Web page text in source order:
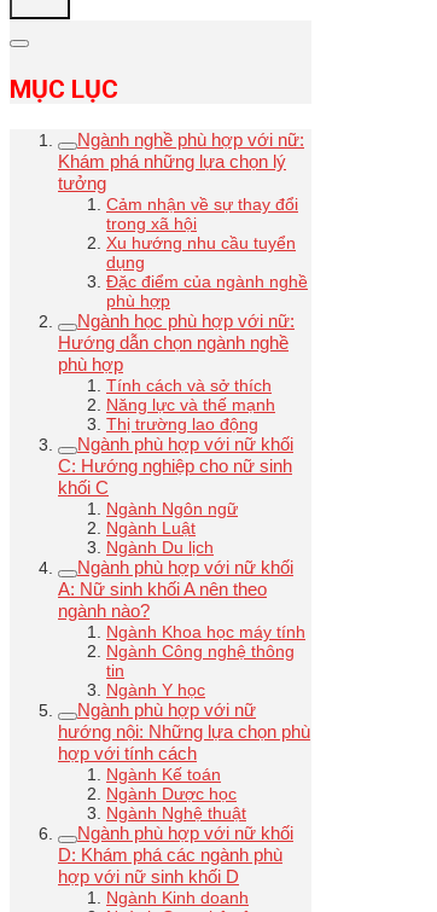
MỤC LỤC
Ngành nghề phù hợp với nữ:
Khám phá những lựa chọn lý
tưởng
Cảm nhận về sự thay đổi
trong xã hội
Xu hướng nhu cầu tuyển
dụng
Đặc điểm của ngành nghề
phù hợp
Ngành học phù hợp với nữ:
Hướng dẫn chọn ngành nghề
phù hợp
Tính cách và sở thích
Năng lực và thế mạnh
Thị trường lao động
Ngành phù hợp với nữ khối
C: Hướng nghiệp cho nữ sinh
khối C
Ngành Ngôn ngữ
Ngành Luật
Ngành Du lịch
Ngành phù hợp với nữ khối
A: Nữ sinh khối A nên theo
ngành nào?
Ngành Khoa học máy tính
Ngành Công nghệ thông
tin
Ngành Y học
Ngành phù hợp với nữ
hướng nội: Những lựa chọn phù
hợp với tính cách
Ngành Kế toán
Ngành Dược học
Ngành Nghệ thuật
Ngành phù hợp với nữ khối
D: Khám phá các ngành phù
hợp với nữ sinh khối D
Ngành Kinh doanh